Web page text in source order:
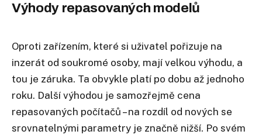
Výhody repasovaných modelů
Oproti zařízením, které si uživatel pořizuje na
inzerát od soukromé osoby, mají velkou výhodu, a
tou je záruka. Ta obvykle platí po dobu až jednoho
roku. Další výhodou je samozřejmě cena
repasovaných počítačů – na rozdíl od nových se
srovnatelnými parametry je značně nižší. Po svém